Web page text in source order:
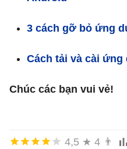
3 cách gỡ bỏ ứng
Cách tải và cài ứng
Chúc các bạn vui vẻ!
4,5 ★ 4 👨